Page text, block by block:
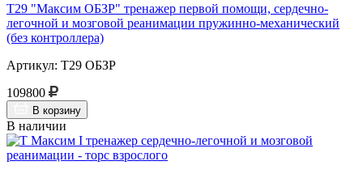
Т29 "Максим ОБЗР" тренажер первой помощи, сердечно-
легочной и мозговой реанимации пружинно-механический
(без контроллера)
Артикул: Т29 ОБЗР
109800
В корзину
В наличии